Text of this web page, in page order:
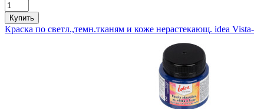
Купить
Краска по светл.,темн.тканям и коже нерастекающ. idea Vista-